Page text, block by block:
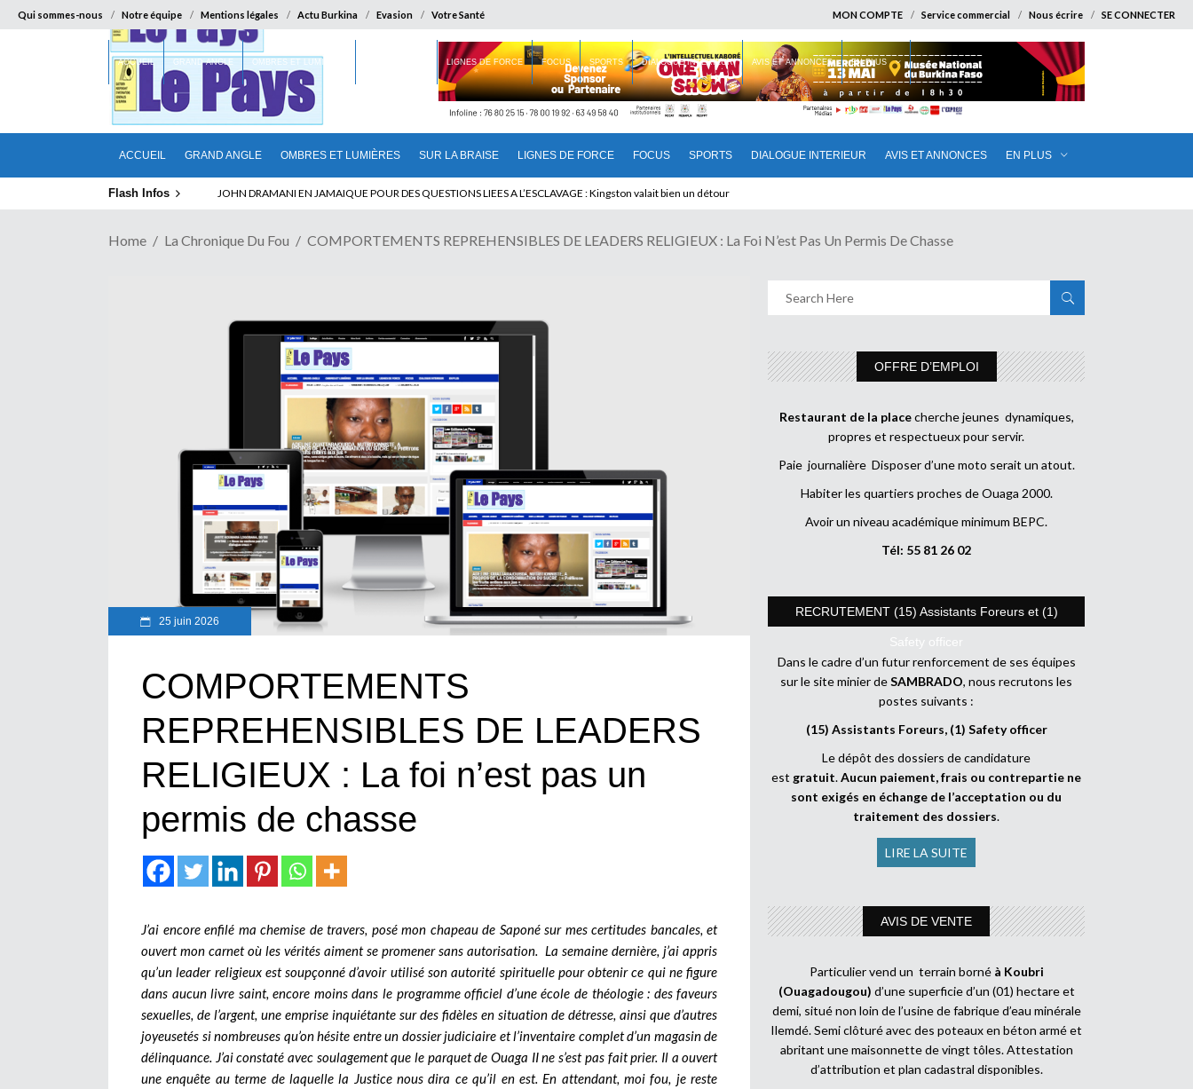
Qui sommes-nous Notre équipe Mentions légales Actu Burkina Evasion Votre Santé MON COMPTE Service commercial Nous écrire SE CONNECTER
ACCUEIL GRAND ANGLE OMBRES ET LUMIÈRES SUR LA BRAISE LIGNES DE FORCE FOCUS SPORTS DIALOGUE INTERIEUR AVIS ET ANNONCES EN PLUS
ACCUEIL GRAND ANGLE OMBRES ET LUMIÈRES LIGNES DE FORCE FOCUS SPORTS DIALOGUE INTERIEUR AVIS ET ANNONCES EN PLUS
Flash Infos ELECTION DE TALON A LA TETE DU SENAT BENINOIS : Quand Patrice quitte le pouvoir sans partir !
Home La Chronique Du Fou COMPORTEMENTS REPREHENSIBLES DE LEADERS RELIGIEUX : La Foi N’est Pas Un Permis De Chasse
25 juin 2026
COMPORTEMENTS
REPREHENSIBLES DE LEADERS
RELIGIEUX : La foi n’est pas un
permis de chasse
J’ai encore enfilé ma chemise de travers, posé mon chapeau de Saponé sur mes certitudes bancales, et
ouvert mon carnet où les vérités aiment se promener sans autorisation. La semaine dernière, j’ai appris
qu’un leader religieux est soupçonné d’avoir utilisé son autorité spirituelle pour obtenir ce qui ne figure
dans aucun livre saint, encore moins dans le programme officiel d’une école de théologie : des faveurs
sexuelles, de l’argent, une emprise inquiétante sur des fidèles en situation de détresse, ainsi que d’autres
joyeusetés si nombreuses qu’on hésite entre un dossier judiciaire et l’inventaire complet d’un magasin de
délinquance. J’ai constaté avec soulagement que le parquet de Ouaga II ne s’est pas fait prier. Il a ouvert
une enquête au terme de laquelle la Justice nous dira ce qu’il en est. En attendant, moi fou, je reste
OFFRE D’EMPLOI
Restaurant de la placecherche jeunes dynamiques,
propres et respectueux pour servir.
Paie journalière Disposer d’une moto serait un atout.
Habiter les quartiers proches de Ouaga 2000.
Avoir un niveau académique minimum BEPC.
Tél: 55 81 26 02
RECRUTEMENT (15) Assistants Foreurs et (1)
Safety officer
Dans le cadre d’un futur renforcement de ses équipes
sur le site minier deSAMBRADO, nous recrutons les
postes suivants :
(15) Assistants Foreurs, (1) Safety officer
Le dépôt des dossiers de candidature
est gratuit.Aucun paiement, frais ou contrepartie ne
sont exigés en échange de l’acceptation ou du
traitement des dossiers.
LIRE LA SUITE
AVIS DE VENTE
Particulier vend un terrain borné à Koubri
(Ouagadougou) d’une superficie d’un (01) hectare et
demi, situé non loin de l’usine de fabrique d’eau minérale
Ilemdé. Semi clôturé avec des poteaux en béton armé et
abritant une maisonnette de vingt tôles. Attestation
d’attribution et plan cadastral disponibles.